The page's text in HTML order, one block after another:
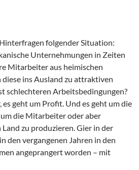
folgender Situation:
Unternehmungen in Zeiten
Mitarbeiter aus heimischen
ins Ausland zu attraktiven
schlechteren Arbeitsbedingungen?
geht um Profit. Und es geht um die
die Mitarbeiter oder aber
zu produzieren. Gier in der
den vergangenen Jahren in den
angeprangert worden – mit